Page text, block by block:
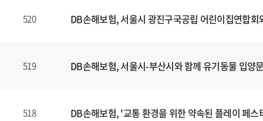
520 DB손해보험, 서울시 광진구국공립 어린이집연합
519 DB손해보험, 서울시-부산시와 함께 유기동물 입양
518 DB손해보험, '교통 환경을 위한 약속된 플레이 페